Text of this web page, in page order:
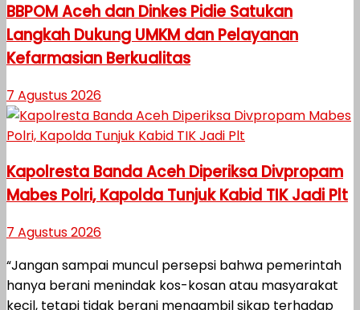
BBPOM Aceh dan Dinkes Pidie Satukan
Langkah Dukung UMKM dan Pelayanan
Kefarmasian Berkualitas
7 Agustus 2026
Kapolresta Banda Aceh Diperiksa Divpropam
Mabes Polri, Kapolda Tunjuk Kabid TIK Jadi Plt
7 Agustus 2026
“Jangan sampai muncul persepsi bahwa pemerintah
hanya berani menindak kos-kosan atau masyarakat
kecil, tetapi tidak berani mengambil sikap terhadap